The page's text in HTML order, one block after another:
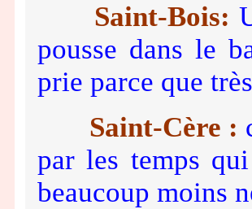
Saint-Bois:
pousse dans le
prie parce que
Saint-Cère :
par les temps
beaucoup moins